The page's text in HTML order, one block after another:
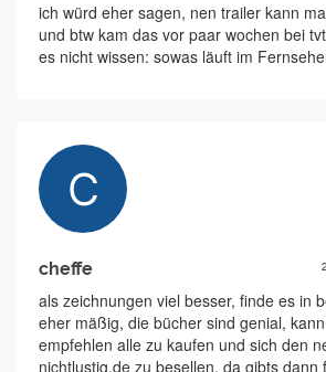
ich würd eher sagen, nen trailer kann
und btw kam das vor paar wochen bei
es nicht wissen: sowas läuft im
cheffe
als zeichnungen viel besser, finde es in
eher mäßig, die bücher sind genial,
empfehlen alle zu kaufen und sich den
nichtlustig.de zu besellen, da gibts dann